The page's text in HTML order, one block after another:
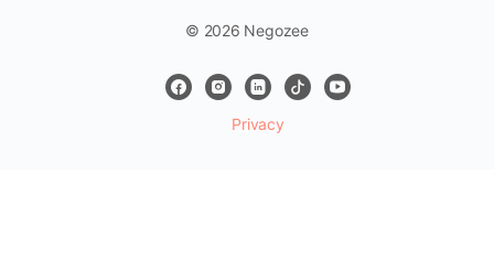
© 2026 Negozee
Privacy